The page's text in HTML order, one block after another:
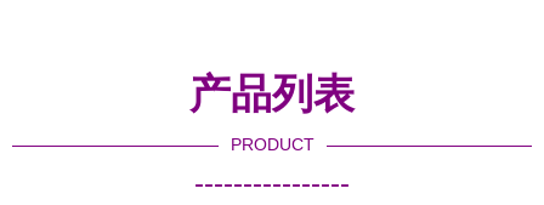
产品列表
PRODUCT
----------------